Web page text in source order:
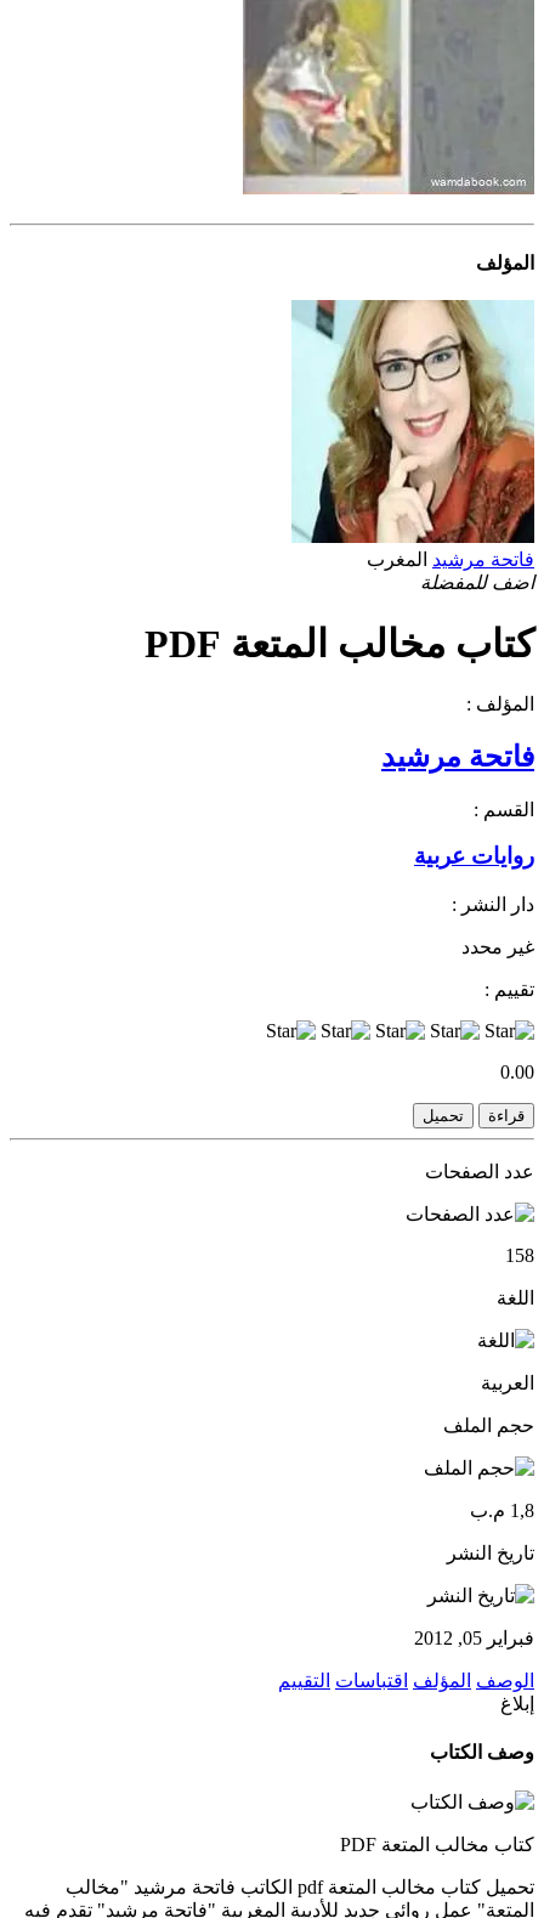
المؤلف
فاتحة مرشيد المغرب
اضف للمفضلة
كتاب مخالب المتعة PDF
المؤلف :
فاتحة مرشيد
القسم :
روايات عربية
دار النشر :
غير محدد
تقييم :
0.00
قراءة تحميل
عدد الصفحات
158
اللغة
العربية
حجم الملف
1,8 م.ب
تاريخ النشر
فبراير 05, 2012
الوصف المؤلف اقتباسات التقييم
إبلاغ
وصف الكتاب
كتاب مخالب المتعة PDF
تحميل كتاب مخالب المتعة pdf الكاتب فاتحة مرشيد "مخالب
المتعة" عمل روائي جديد للأديبة المغربية "فاتحة مرشيد" تقدم فيه